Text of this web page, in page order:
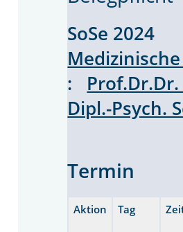
SoSe
:
Dipl.-Psych.
Termin
Aktion Tag